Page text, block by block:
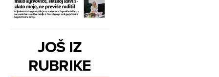
JOŠ IZ
RUBRIKE